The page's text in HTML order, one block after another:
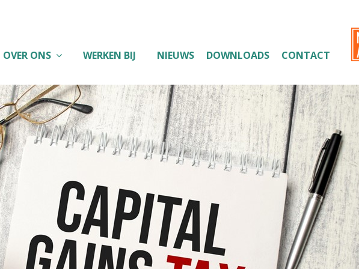
OVER ONS WERKEN BIJ NIEUWS DOWNLOADS CONTACT